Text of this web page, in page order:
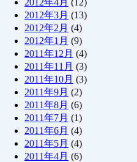
2012年4月 (12)
2012年3月 (13)
2012年2月 (4)
2012年1月 (9)
2011年12月 (4)
2011年11月 (3)
2011年10月 (3)
2011年9月 (2)
2011年8月 (6)
2011年7月 (1)
2011年6月 (4)
2011年5月 (4)
2011年4月 (6)